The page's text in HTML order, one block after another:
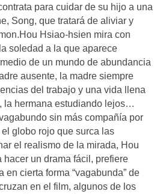
para cuidar de su hijo a una
Song, que tratará de aliviar y
Hsiao-hsien mira con
soledad a la que aparece
de un mundo de abundancia
ausente, la madre siempre
del trabajo y una vida llena
la hermana estudiando lejos…
sin más compañía por
globo rojo que surca las
el realismo de la mirada, Hou
hacer un drama fácil, prefiere
en cierta forma “vagabunda” de
en el film, algunos de los